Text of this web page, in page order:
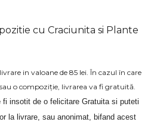
cu Craciunita si Plante
in valoane de 85 lei. În cazul în care
o compoziție, livrarea va fi gratuită.
fi insotit de o felicitare Gratuita si puteti
la livrare, sau anonimat, bifand acest